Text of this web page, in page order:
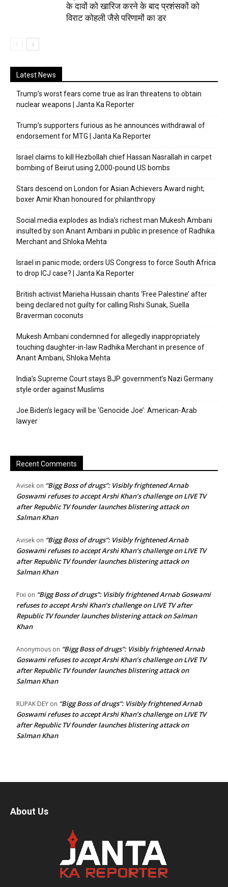
के दावों को खारिज करने के बाद प्रशंसकों को
विराट कोहली जैसे परिणामों का डर
Latest News
Trump’s worst fears come true as Iran threatens to obtain
nuclear weapons | Janta Ka Reporter
Trump’s supporters furious as he announces withdrawal of
endorsement for MTG | Janta Ka Reporter
Israel claims to kill Hezbollah chief Hassan Nasrallah in carpet
bombing of Beirut using 2,000-pound US bombs
Stars descend on London for Asian Achievers Award night;
boxer Amir Khan honoured for philanthropy
Social media explodes as India’s richest man Mukesh Ambani
insulted by son Anant Ambani in public in presence of Radhika
Merchant and Shloka Mehta
Israel in panic mode; orders US Congress to force South Africa
to drop ICJ case? | Janta Ka Reporter
British activist Marieha Hussain chants ‘Free Palestine’ after
being declared not guilty for calling Rishi Sunak, Suella
Braverman coconuts
Mukesh Ambani condemned for allegedly inappropriately
touching daughter-in-law Radhika Merchant in presence of
Anant Ambani, Shloka Mehta
India’s Supreme Court stays BJP government’s Nazi Germany
style order against Muslims
Joe Biden’s legacy will be ‘Genocide Joe’: American-Arab
lawyer
Recent Comments
Avisek on “Bigg Boss of drugs”: Visibly frightened Arnab
Goswami refuses to accept Arshi Khan’s challenge on LIVE TV
after Republic TV founder launches blistering attack on
Salman Khan
Avisek on “Bigg Boss of drugs”: Visibly frightened Arnab
Goswami refuses to accept Arshi Khan’s challenge on LIVE TV
after Republic TV founder launches blistering attack on
Salman Khan
Pixi on “Bigg Boss of drugs”: Visibly frightened Arnab Goswami
refuses to accept Arshi Khan’s challenge on LIVE TV after
Republic TV founder launches blistering attack on Salman
Khan
Anonymous on “Bigg Boss of drugs”: Visibly frightened Arnab
Goswami refuses to accept Arshi Khan’s challenge on LIVE TV
after Republic TV founder launches blistering attack on
Salman Khan
RUPAK DEY on “Bigg Boss of drugs”: Visibly frightened Arnab
Goswami refuses to accept Arshi Khan’s challenge on LIVE TV
after Republic TV founder launches blistering attack on
Salman Khan
About Us